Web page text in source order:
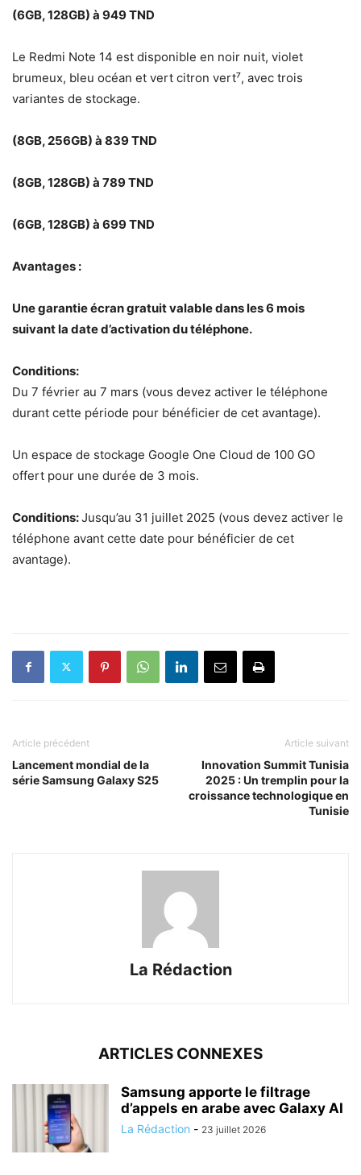
(6GB, 128GB) à 949 TND
Le Redmi Note 14 est disponible en noir nuit, violet
brumeux, bleu océan et vert citron vert⁷, avec trois
variantes de stockage.
(8GB, 256GB) à 839 TND
(8GB, 128GB) à 789 TND
(6GB, 128GB) à 699 TND
Avantages :
Une garantie écran gratuit valable dans les 6 mois
suivant la date d’activation du téléphone.
Conditions:
Du 7 février au 7 mars (vous devez activer le téléphone
durant cette période pour bénéficier de cet avantage).
Un espace de stockage Google One Cloud de 100 GO
offert pour une durée de 3 mois.
Conditions:Jusqu’au 31 juillet 2025 (vous devez activer le
téléphone avant cette date pour bénéficier de cet
avantage).
Article précédent
Lancement mondial de la
série Samsung Galaxy S25
Article suivant
Innovation Summit Tunisia
2025 : Un tremplin pour la
croissance technologique en
Tunisie
La Rédaction
ARTICLES CONNEXES
Samsung apporte le filtrage
d’appels en arabe avec Galaxy AI
La Rédaction - 23 juillet 2026